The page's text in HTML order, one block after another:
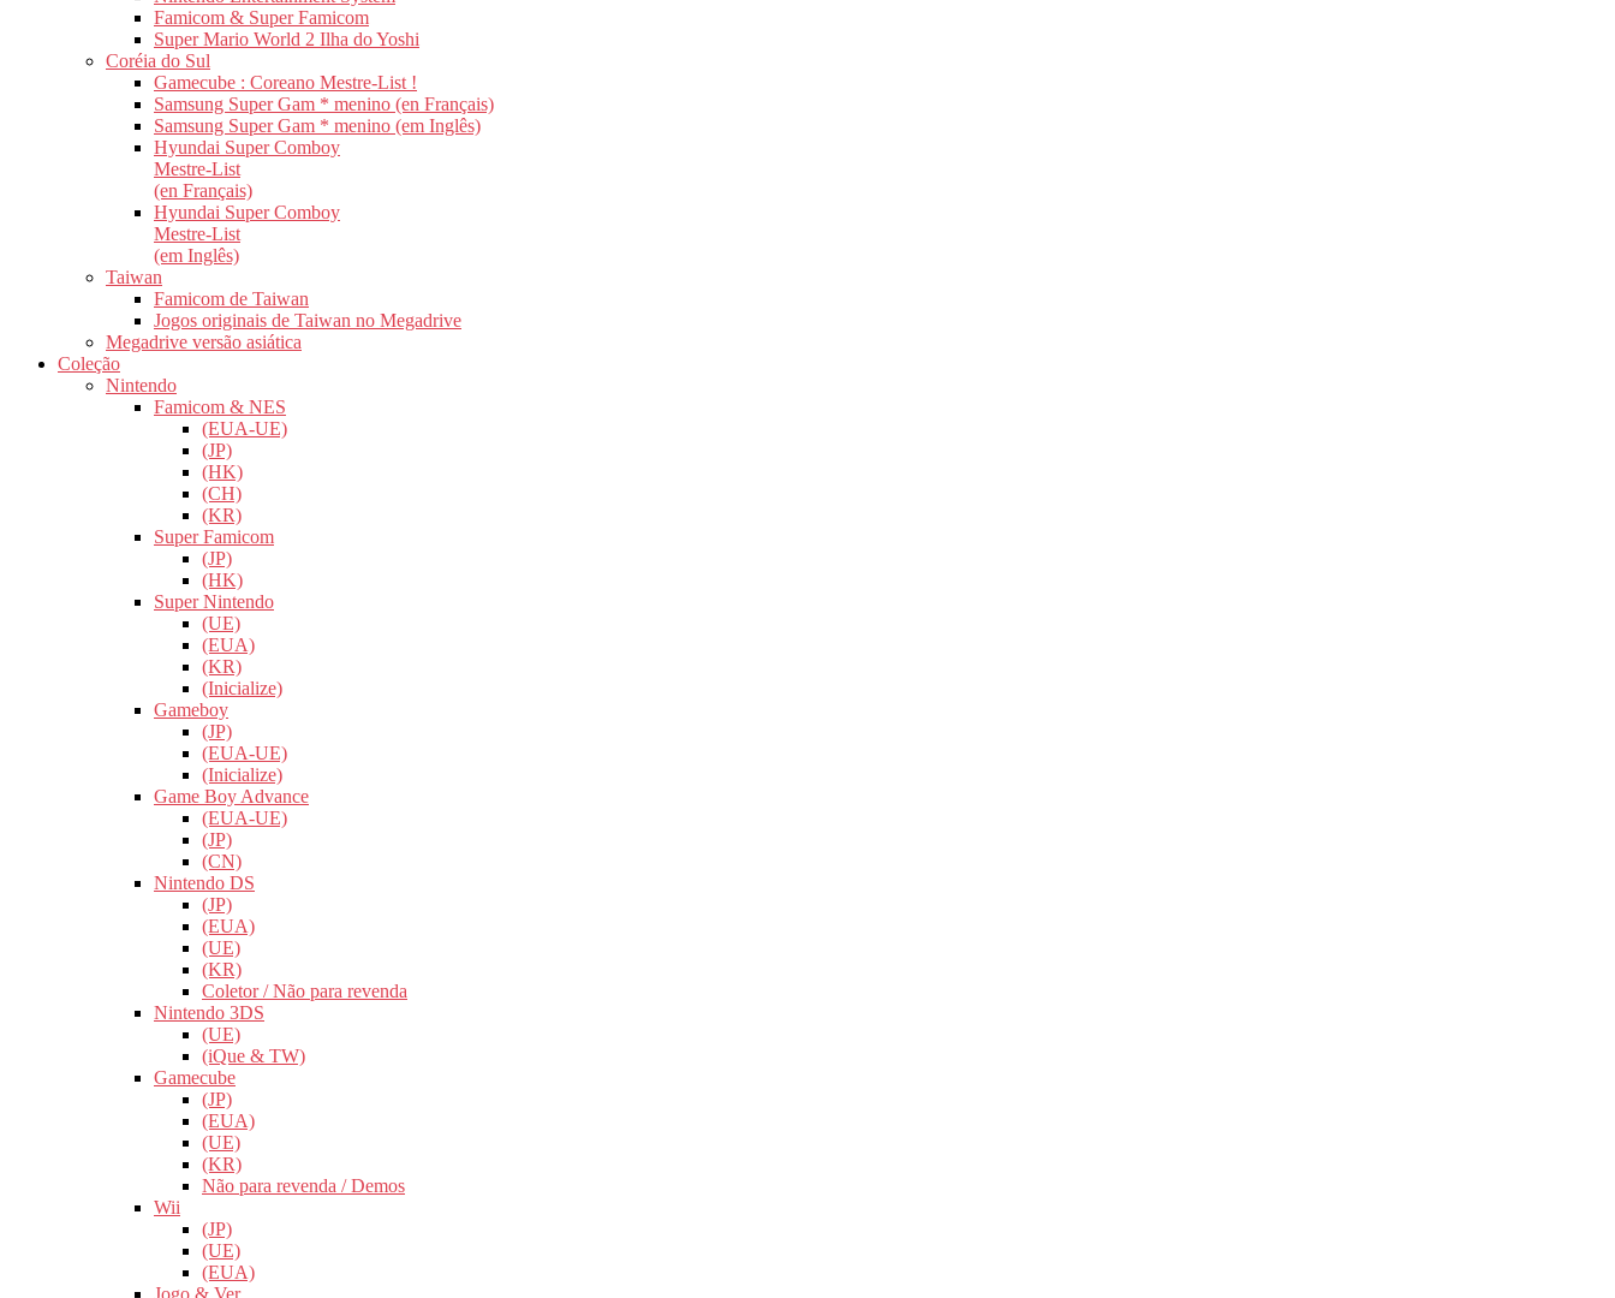
Famicom & Super Famicom
Super Mario World 2 Ilha do Yoshi
Coréia do Sul
Gamecube : Coreano Mestre-List !
Samsung Super Gam * menino (en Français)
Samsung Super Gam * menino (em Inglês)
Hyundai Super Comboy
Mestre-List
(en Français)
Hyundai Super Comboy
Mestre-List
(em Inglês)
Taiwan
Famicom de Taiwan
Jogos originais de Taiwan no Megadrive
Megadrive versão asiática
Coleção
Nintendo
Famicom & NES
(EUA-UE)
(JP)
(HK)
(CH)
(KR)
Super Famicom
(JP)
(HK)
Super Nintendo
(UE)
(EUA)
(KR)
(Inicialize)
Gameboy
(JP)
(EUA-UE)
(Inicialize)
Game Boy Advance
(EUA-UE)
(JP)
(CN)
Nintendo DS
(JP)
(EUA)
(UE)
(KR)
Coletor / Não para revenda
Nintendo 3DS
(UE)
(iQue & TW)
Gamecube
(JP)
(EUA)
(UE)
(KR)
Não para revenda / Demos
Wii
(JP)
(UE)
(EUA)